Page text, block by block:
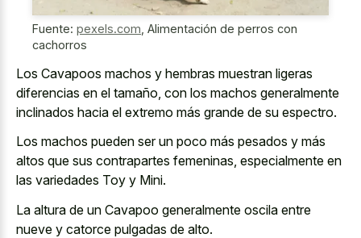
Fuente: pexels.com Alimentación de perros con
cachorros
Los Cavapoos machos y hembras muestran ligeras
diferencias en el tamaño, con los machos generalmente
inclinados hacia el extremo más grande de su espectro.
Los machos pueden ser un poco más pesados y más
altos que sus contrapartes femeninas, especialmente en
las variedades Toy y Mini.
La altura de un Cavapoo generalmente oscila entre
nueve y catorce pulgadas de alto.